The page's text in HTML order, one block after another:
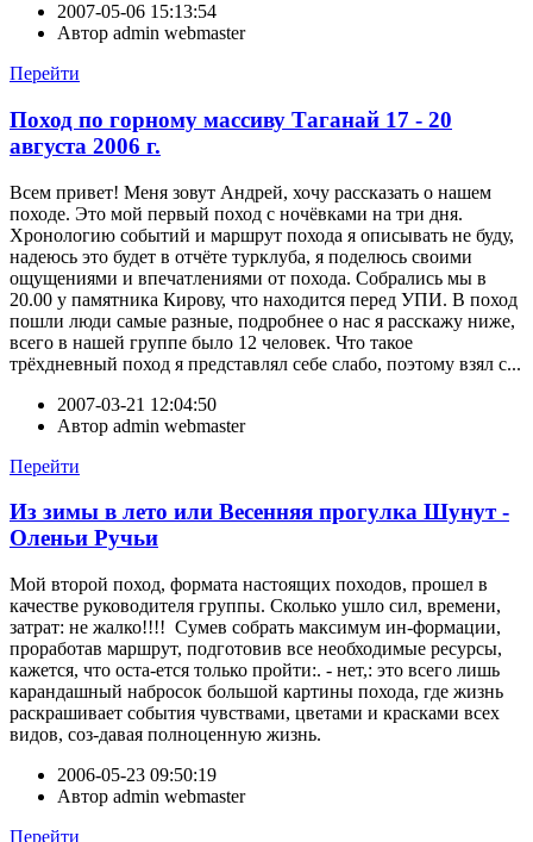
2007-05-06 15:13:54
Автор admin webmaster
Перейти
Поход по горному массиву Таганай 17 - 20
августа 2006 г.
Всем привет! Меня зовут Андрей, хочу рассказать о нашем
походе. Это мой первый поход с ночёвками на три дня.
Хронологию событий и маршрут похода я описывать не буду,
надеюсь это будет в отчёте турклуба, я поделюсь своими
ощущениями и впечатлениями от похода. Собрались мы в
20.00 у памятника Кирову, что находится перед УПИ. В поход
пошли люди самые разные, подробнее о нас я расскажу ниже,
всего в нашей группе было 12 человек. Что такое
трёхдневный поход я представлял себе слабо, поэтому взял с...
2007-03-21 12:04:50
Автор admin webmaster
Перейти
Из зимы в лето или Весенняя прогулка Шунут -
Оленьи Ручьи
Мой второй поход, формата настоящих походов, прошел в
качестве руководителя группы. Сколько ушло сил, времени,
затрат: не жалко!!!! Сумев собрать максимум ин-формации,
проработав маршрут, подготовив все необходимые ресурсы,
кажется, что оста-ется только пройти:. - нет,: это всего лишь
карандашный набросок большой картины похода, где жизнь
раскрашивает события чувствами, цветами и красками всех
видов, соз-давая полноценную жизнь.
2006-05-23 09:50:19
Автор admin webmaster
Перейти